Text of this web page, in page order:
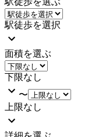
駅徒歩を選択
面積を選ぶ
下限なし
〜
上限なし